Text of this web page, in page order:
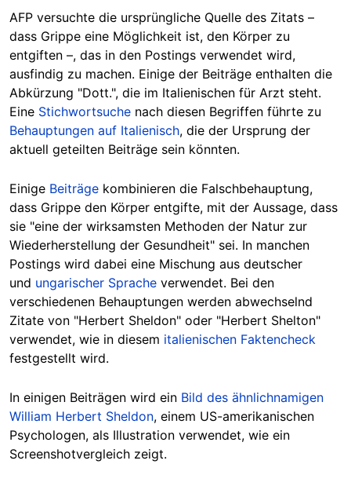
AFP versuchte die ursprüngliche Quelle des Zitats –
dass Grippe eine Möglichkeit ist, den Körper zu
entgiften –, das in den Postings verwendet wird,
ausfindig zu machen. Einige der Beiträge enthalten die
Abkürzung "Dott.", die im Italienischen für Arzt steht.
Eine Stichwortsuche nach diesen Begriffen führte zu
Behauptungen auf Italienisch, die der Ursprung der
aktuell geteilten Beiträge sein könnten.
Einige Beiträge kombinieren die Falschbehauptung,
dass Grippe den Körper entgifte, mit der Aussage, dass
sie "eine der wirksamsten Methoden der Natur zur
Wiederherstellung der Gesundheit" sei. In manchen
Postings wird dabei eine Mischung aus deutscher
und ungarischer Sprache verwendet. Bei den
verschiedenen Behauptungen werden abwechselnd
Zitate von "Herbert Sheldon" oder "Herbert Shelton"
verwendet, wie in diesem italienischen Faktencheck
festgestellt wird.
In einigen Beiträgen wird ein Bild des ähnlichnamigen
William Herbert Sheldon, einem US-amerikanischen
Psychologen, als Illustration verwendet, wie ein
Screenshotvergleich zeigt.